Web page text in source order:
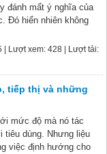
đánh mất ý nghĩa của
Đó hiển nhiên không
| Lượt xem: 428 | Lượt tải:
tiếp thị và những
mức độ mà nó tác
tiêu dùng. Nhưng liệu
việc định hướng cho